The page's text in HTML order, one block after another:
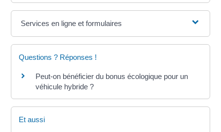
Services en ligne et formulaires
Questions ? Réponses !
Peut-on bénéficier du bonus écologique pour un
véhicule hybride ?
Et aussi